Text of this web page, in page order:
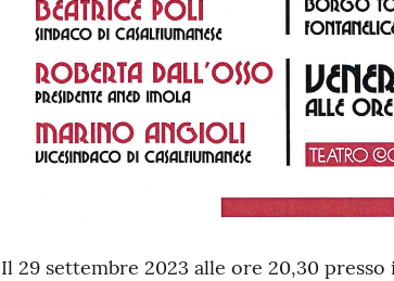
Il 29 settembre 2023 alle ore 20,30